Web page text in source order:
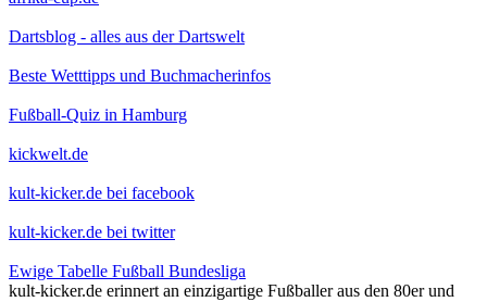
Dartsblog - alles aus der Dartswelt
Beste Wetttipps und Buchmacherinfos
Fußball-Quiz in Hamburg
kickwelt.de
kult-kicker.de bei facebook
kult-kicker.de bei twitter
Ewige Tabelle Fußball Bundesliga
kult-kicker.de erinnert an einzigartige Fußballer aus den 80er und